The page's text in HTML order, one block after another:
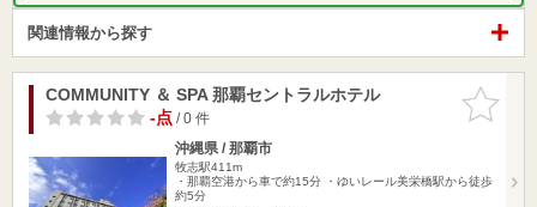
関連情報から探す
お気に入
りに追加
COMMUNITY ＆ SPA 那覇セントラルホテル
-点/ 0 件
沖縄県 / 那覇市
牧志駅411m
・那覇空港から車で約15分 ・ゆいレール美栄橋駅から徒歩
約5分